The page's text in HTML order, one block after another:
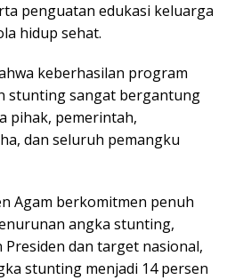
penguatan edukasi keluarga
hidup sehat.
keberhasilan program
stunting sangat bergantung
pihak, pemerintah,
dan seluruh pemangku
Agam berkomitmen penuh
angka stunting,
dan target nasional,
stunting menjadi 14 persen